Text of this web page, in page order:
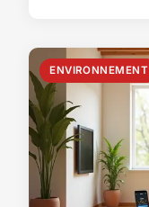
ENVIRONNEMENT